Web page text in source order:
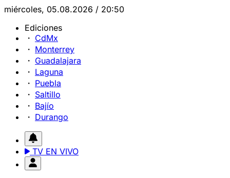
miércoles, 05.08.2026 / 20:50
Ediciones
CdMx
Monterrey
Guadalajara
Laguna
Puebla
Saltillo
Bajío
Durango
TV EN VIVO